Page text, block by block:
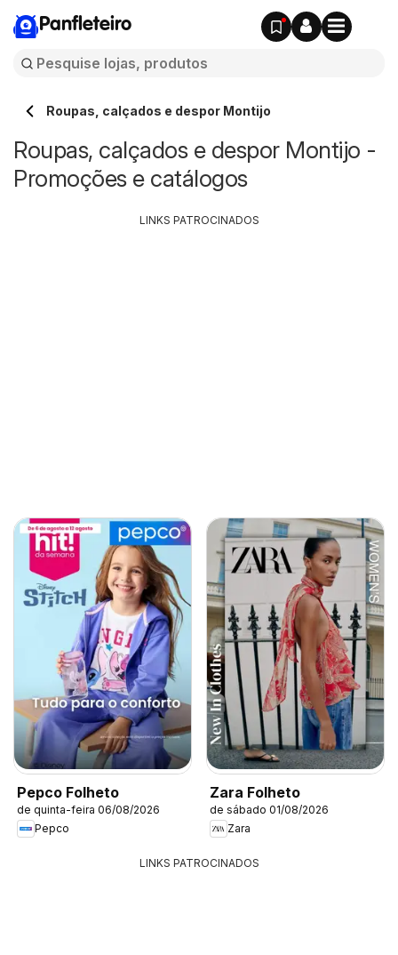
Panfleteiro
Roupas, calçados e despor Montijo
Roupas, calçados e despor Montijo -
Promoções e catálogos
Pepco Folheto
de quinta-feira 06/08/2026
Pepco
Zara Folheto
de sábado 01/08/2026
Zara
LINKS PATROCINADOS
LINKS PATROCINADOS